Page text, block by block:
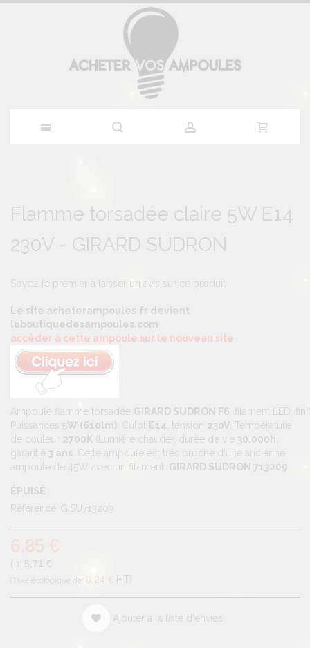
contenu
the
of
the
gallery
the
of
the
gallery
Flamme torsadée claire 5W E14
230V - GIRARD SUDRON
Soyez le premier à laisser un avis sur ce produit
Le site acheterampoules.fr devient
laboutiquedesampoules.com
accèder à cette ampoule sur le nouveau site
Ampoule flamme torsadée GIRARD SUDRON F6 , filament LED,
Puissances 5W (610lm) , Culot E14 , tension 230V , Température
de couleur 2700K (Lumière chaude), durée de vie 30.000h
garantie 3 ans . Cette ampoule est très proche d'une ancienne
ampoule de 45W avec un filament. GIRARD SUDRON 713209
ÉPUISÉ
Référence GISU713209
6,85 €
5,71 €
0,24 € HT
Ajouter à la liste d'envies